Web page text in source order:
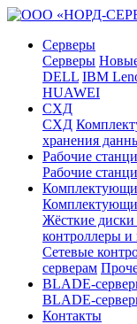
Серверы
Серверы
DELL IBM
HUAWEI
СХД
СХД
хранения
Рабочие
Рабочие
Жёсткие диски
контроллеры и
Сетевые
серверам
BLADE-
BLADE-
Контакты